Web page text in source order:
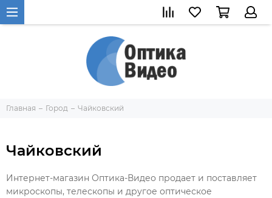
Главная Город Чайковский
Чайковский
Интернет-магазин Оптика-Видео продает и поставляет
микроскопы, телескопы и другое оптическое